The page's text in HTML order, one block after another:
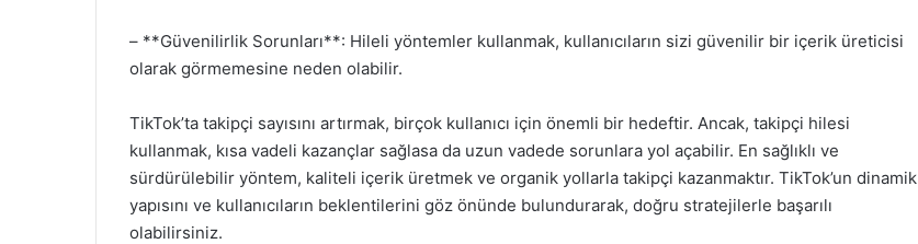
– **Güvenilirlik Sorunları**: Hileli yöntemler kullanmak, kullanıcıların sizi güvenilir bir içerik üreticisi
olarak görmemesine neden olabilir.
TikTok’ta takipçi sayısını artırmak, birçok kullanıcı için önemli bir hedeftir. Ancak, takipçi hilesi
kullanmak, kısa vadeli kazançlar sağlasa da uzun vadede sorunlara yol açabilir. En sağlıklı ve
sürdürülebilir yöntem, kaliteli içerik üretmek ve organik yollarla takipçi kazanmaktır. TikTok’un dinamik
yapısını ve kullanıcıların beklentilerini göz önünde bulundurarak, doğru stratejilerle başarılı
olabilirsiniz.